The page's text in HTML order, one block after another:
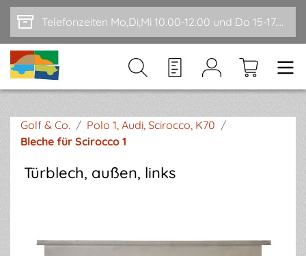
Zum Hauptinhalt springen Telefonzeiten Mo,Di,Mi 10.00-12.00 und Do 15-17.00
Golf & Co. / Polo 1, Audi, Scirocco, K70 /
Bleche für Scirocco 1
Türblech, außen, links